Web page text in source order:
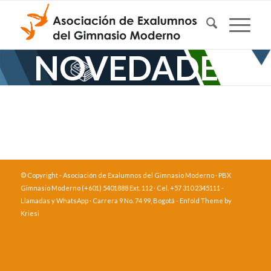
NOVEDADES
© Copyright - Asociación de Exalumnos del Gimnasio Moderno · PBX
Gimnasio Moderno (+601) 5401888 Ext. 112 · Cel. +57 310 2345111 -
Llamadas y WhatsApp · Carrera 9 No. 74 99, Bogotá - Enfold Theme by
Kriesi